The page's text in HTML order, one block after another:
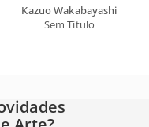
Kazuo Wakabayashi
Sem Título